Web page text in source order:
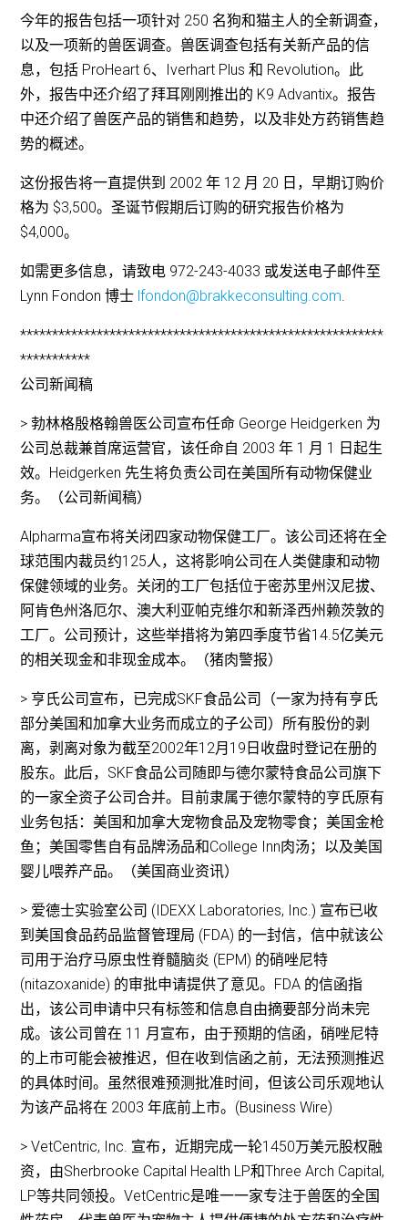
今年的报告包括一项针对 250 名狗和猫主人的全新调查，
以及一项新的兽医调查。兽医调查包括有关新产品的信
息，包括 ProHeart 6、Iverhart Plus 和 Revolution。此
外，报告中还介绍了拜耳刚刚推出的 K9 Advantix。报告
中还介绍了兽医产品的销售和趋势，以及非处方药销售趋
势的概述。
这份报告将一直提供到 2002 年 12 月 20 日，早期订购价
格为 $3,500。圣诞节假期后订购的研究报告价格为
$4,000。
如需更多信息，请致电 972-243-4033 或发送电子邮件至
Lynn Fondon 博士 lfondon@brakkeconsulting.com.
*********************************************************
***********
公司新闻稿
> 勃林格殷格翰兽医公司宣布任命 George Heidgerken 为
公司总裁兼首席运营官，该任命自 2003 年 1 月 1 日起生
效。Heidgerken 先生将负责公司在美国所有动物保健业
务。（公司新闻稿）
Alpharma宣布将关闭四家动物保健工厂。该公司还将在全
球范围内裁员约125人，这将影响公司在人类健康和动物
保健领域的业务。关闭的工厂包括位于密苏里州汉尼拔、
阿肯色州洛厄尔、澳大利亚帕克维尔和新泽西州赖茨敦的
工厂。公司预计，这些举措将为第四季度节省14.5亿美元
的相关现金和非现金成本。（猪肉警报）
> 亨氏公司宣布，已完成SKF食品公司（一家为持有亨氏
部分美国和加拿大业务而成立的子公司）所有股份的剥
离，剥离对象为截至2002年12月19日收盘时登记在册的
股东。此后，SKF食品公司随即与德尔蒙特食品公司旗下
的一家全资子公司合并。目前隶属于德尔蒙特的亨氏原有
业务包括：美国和加拿大宠物食品及宠物零食；美国金枪
鱼；美国零售自有品牌汤品和College Inn肉汤；以及美国
婴儿喂养产品。（美国商业资讯）
> 爱德士实验室公司 (IDEXX Laboratories, Inc.) 宣布已收
到美国食品药品监督管理局 (FDA) 的一封信，信中就该公
司用于治疗马原虫性脊髓脑炎 (EPM) 的硝唑尼特
(nitazoxanide) 的审批申请提供了意见。FDA 的信函指
出，该公司申请中只有标签和信息自由摘要部分尚未完
成。该公司曾在 11 月宣布，由于预期的信函，硝唑尼特
的上市可能会被推迟，但在收到信函之前，无法预测推迟
的具体时间。虽然很难预测批准时间，但该公司乐观地认
为该产品将在 2003 年底前上市。(Business Wire)
> VetCentric, Inc. 宣布，近期完成一轮1450万美元股权融
资，由Sherbrooke Capital Health LP和Three Arch Capital,
LP等共同领投。VetCentric是唯一一家专注于兽医的全国